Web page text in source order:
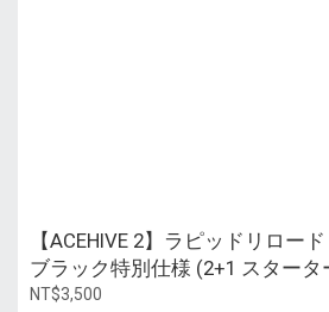
【ACEHIVE 2】ラピッドリロー
ブラック特別仕様 (2+1 スタータ
NT$3,500